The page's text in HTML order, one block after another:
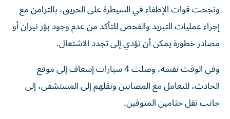
ونجحت قوات الإطفاء في السيطرة على الحريق، بالتزامن مع
إجراء عمليات التبريد والفحص للتأكد من عدم وجود بؤر نيران أو
مصادر خطورة يمكن أن تؤدي إلى تجدد الاشتعال.
وفي الوقت نفسه، وصلت 4 سيارات إسعاف إلى موقع
الحادث، للتعامل مع المصابين ونقلهم إلى المستشفى، إلى
جانب نقل جثامين المتوفين.